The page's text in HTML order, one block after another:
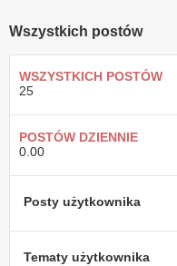
Wszystkich postów
WSZYSTKICH POSTÓW
25
POSTÓW DZIENNIE
0.00
Posty użytkownika
Tematy użytkownika